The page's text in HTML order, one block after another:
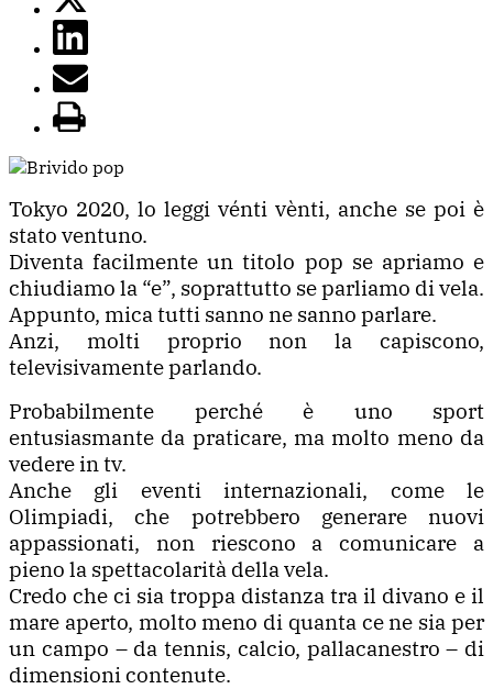
Tokyo 2020, lo leggi vénti vènti, anche se poi è
stato ventuno.
Diventa facilmente un titolo pop se apriamo e
chiudiamo la “e”, soprattutto se parliamo di vela.
Appunto, mica tutti sanno ne sanno parlare.
Anzi, molti proprio non la capiscono,
televisivamente parlando.
Probabilmente perché è uno sport
entusiasmante da praticare, ma molto meno da
vedere in tv.
Anche gli eventi internazionali, come le
Olimpiadi, che potrebbero generare nuovi
appassionati, non riescono a comunicare a
pieno la spettacolarità della vela.
Credo che ci sia troppa distanza tra il divano e il
mare aperto, molto meno di quanta ce ne sia per
un campo – da tennis, calcio, pallacanestro – di
dimensioni contenute.